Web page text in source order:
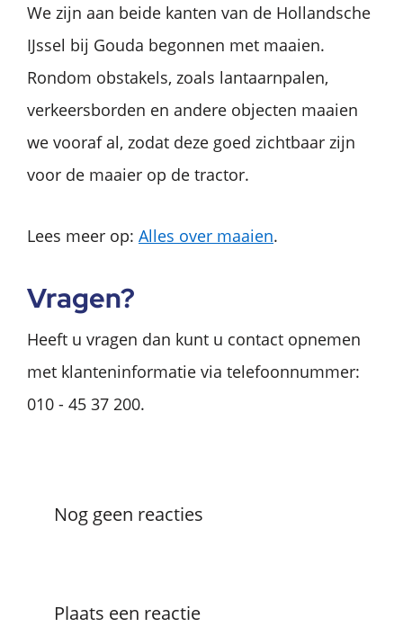
We zijn aan beide kanten van de Hollandsche
IJssel bij Gouda begonnen met maaien.
Rondom obstakels, zoals lantaarnpalen,
verkeersborden en andere objecten maaien
we vooraf al, zodat deze goed zichtbaar zijn
voor de maaier op de tractor.
Lees meer op: Alles over maaien.
Vragen?
Heeft u vragen dan kunt u contact opnemen
met klanteninformatie via telefoonnummer:
010 - 45 37 200.
Nog geen reacties
Plaats een reactie